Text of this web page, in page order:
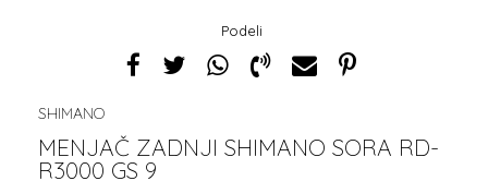
Podeli
SHIMANO
MENJAČ ZADNJI SHIMANO SORA RD-
R3000 GS 9